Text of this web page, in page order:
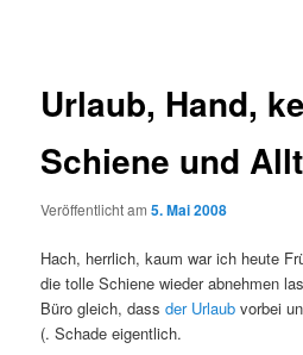
Urlaub, Hand,
Schiene und
Veröffentlicht am5. Mai 2008
Hach, herrlich, kaum war ich heute
die tolle Schiene wieder abnehmen
Büro gleich, dassder Urlaub vorbei
(. Schade eigentlich.